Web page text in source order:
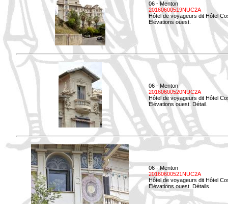
06 - Menton
20160600519NUC2A
Hôtel de voyageurs dit Hôtel
Elévations ouest.
06 - Menton
20160600520NUC2A
Hôtel de voyageurs dit Hôtel
Elévations ouest. Détail.
06 - Menton
20160600521NUC2A
Hôtel de voyageurs dit Hôtel
Elévations ouest. Détails.